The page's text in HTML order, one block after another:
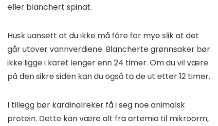
eller blanchert spinat.
Husk uansett at du ikke må fôre for mye slik at det
går utover vannverdiene. Blancherte grønnsaker bør
ikke ligge i karet lenger enn 24 timer. Om du vil være
på den sikre siden kan du også ta de ut etter 12 timer.
I tillegg bør kardinalreker få i seg noe animalsk
protein. Dette kan være alt fra artemia til mikroorm,